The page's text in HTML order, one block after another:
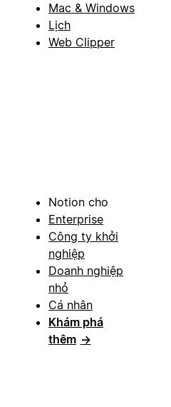
Mac & Windows
Lịch
Web Clipper
Notion cho
Enterprise
Công ty khởi
nghiệp
Doanh nghiệp
nhỏ
Cá nhân
Khám phá
thêm →